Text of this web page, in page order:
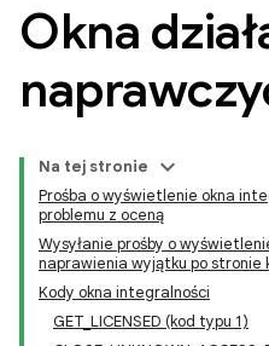
Okna
Na tej stronie
Prośba o wyświetlenie okna
problemu z oceną
Wysyłanie prośby o
naprawienia wyjątku po stronie
Kody okna integralności
GET_LICENSED (kod typu 1)